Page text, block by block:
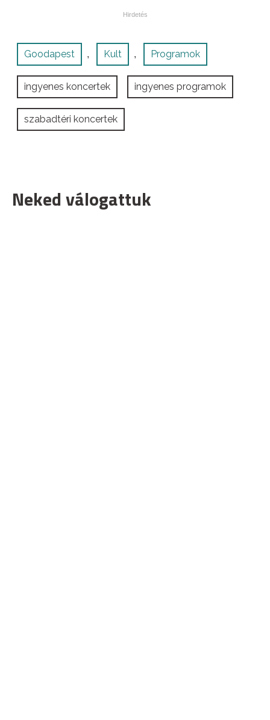
Goodapest , Kult , Programok
ingyenes koncertek ingyenes programok
szabadtéri koncertek
Neked válogattuk